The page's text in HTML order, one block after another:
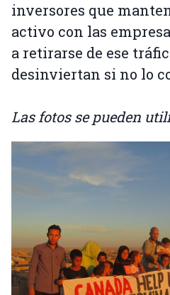
inversores que
activo con las
a retirarse de ese
desinviertan si no lo
Las fotos se pueden